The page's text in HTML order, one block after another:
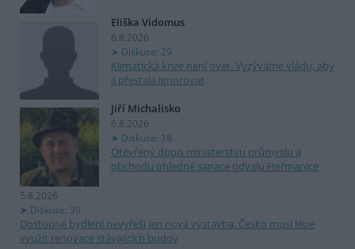
Eliška Vidomus
6.8.2026
Diskuse: 29
Klimatická krize není over. Vyzýváme vládu, aby
ji přestala ignorovat
Jiří Michalisko
6.8.2026
Diskuse: 18
Otevřený dopis ministerstvu průmyslu a
obchodu ohledně sanace odvalu Heřmanice
5.8.2026
Diskuse: 39
Dostupné bydlení nevyřeší jen nová výstavba. Česko musí lépe
využít renovace stávajících budov